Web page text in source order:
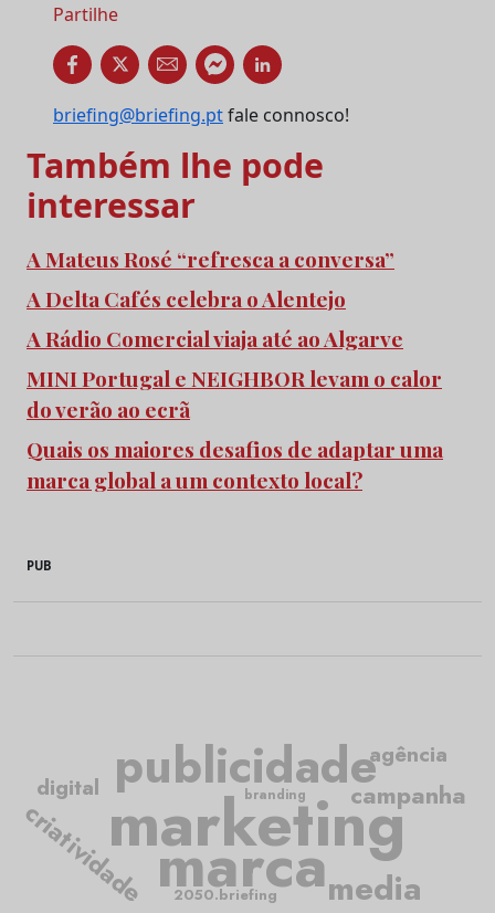
Partilhe
briefing@briefing.ptfale connosco!
Também lhe pode
interessar
A Mateus Rosé “refresca a conversa”
A Delta Cafés celebra o Alentejo
A Rádio Comercial viaja até ao Algarve
MINI Portugal e NEIGHBOR levam o calor
do verão ao ecrã
Quais os maiores desafios de adaptar uma
marca global a um contexto local?
PUB
marketing
publicidade
marca
criatividade campanha
media
agência
digital
2050.briefing
branding